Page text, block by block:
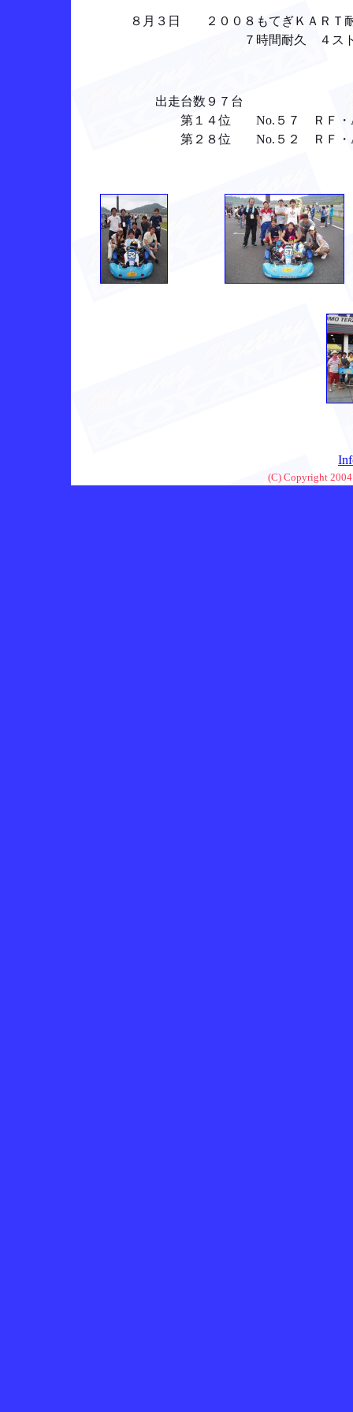
８月３日 ２００８もてぎＫＡＲＴ耐久
７時間耐久 ４ストスポー
出走台数９７台
第１４位 No.５７ ＲＦ・
第２８位 No.５２ ＲＦ・
(C) Copyright